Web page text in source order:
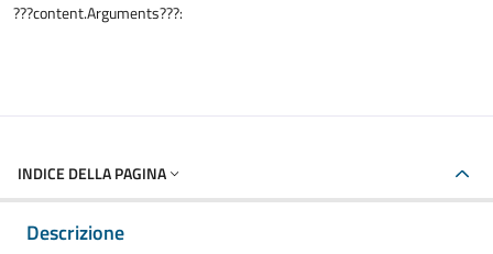
???content.Arguments???:
INDICE DELLA PAGINA
Descrizione